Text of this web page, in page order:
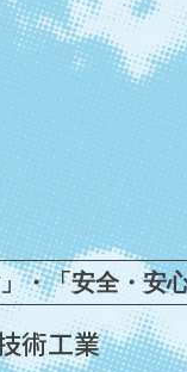
・「安全・安
術工業